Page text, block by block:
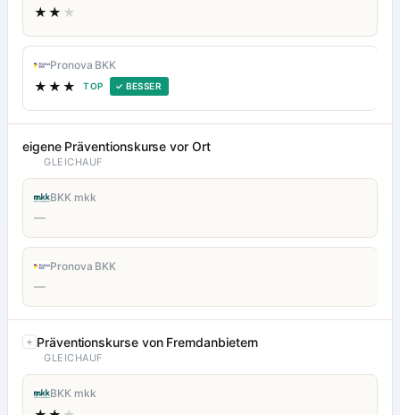
★★ ★
Pronova BKK
★★★ TOP ✓ BESSER
eigene Präventionskurse vor Ort
GLEICHAUF
BKK mkk
—
Pronova BKK
—
Präventionskurse von Fremdanbietern
GLEICHAUF
BKK mkk